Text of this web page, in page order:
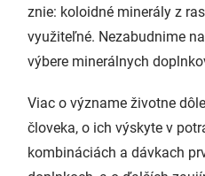
znie: koloidné minerály z
využiteľné. Nezabudnime
výbere minerálnych
Viac o význame životne
človeka, o ich výskyte v
kombináciách a dávkach